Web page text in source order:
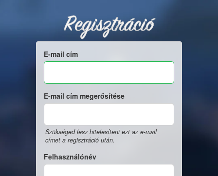
Regisztráció
E-mail cím
E-mail cím megerősítése
Szükséged lesz hitelesíteni ezt az e-mail
címet a regisztráció után.
Felhasználónév